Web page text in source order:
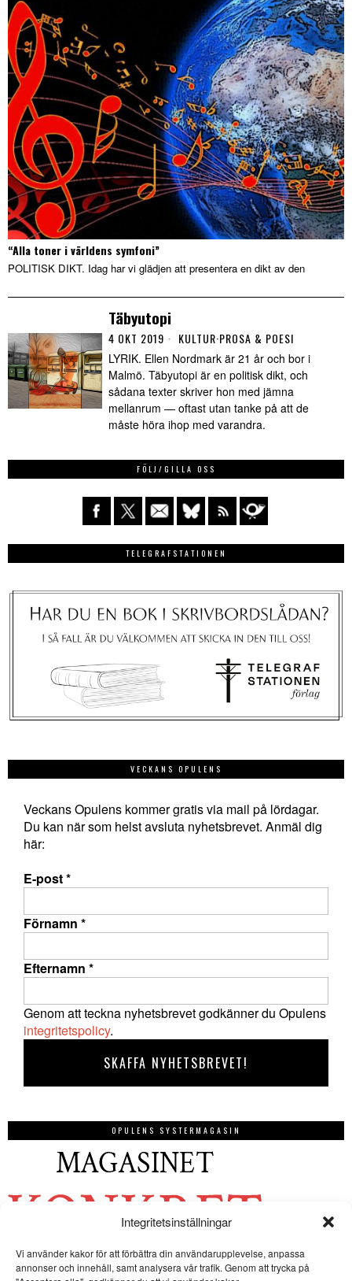
Integritetsinställningar
Vi använder kakor för att förbättra din användarupplevelse, anpassa
annonser och innehåll, samt analysera vår trafik. Genom att trycka på
“Alla toner i världens symfoni”
POLITISK DIKT. Idag har vi glädjen att presentera en dikt av den
Täbyutopi
4 OKT 2019 KULTUR·PROSA & POESI
LYRIK. Ellen Nordmark är 21 år och bor i
Malmö. Täbyutopi är en politisk dikt, och
sådana texter skriver hon med jämna
mellanrum — oftast utan tanke på att de
måste höra ihop med varandra.
FÖLJ/GILLA OSS
TELEGRAFSTATIONEN
VECKANS OPULENS
Veckans Opulens kommer gratis via mail på lördagar.
Du kan när som helst avsluta nyhetsbrevet. Anmäl dig
här:
E-post*
Förnamn *
Efternamn *
Genom att teckna nyhetsbrevet godkänner du Opulens
integritetspolicy.
OPULENS SYSTERMAGASIN